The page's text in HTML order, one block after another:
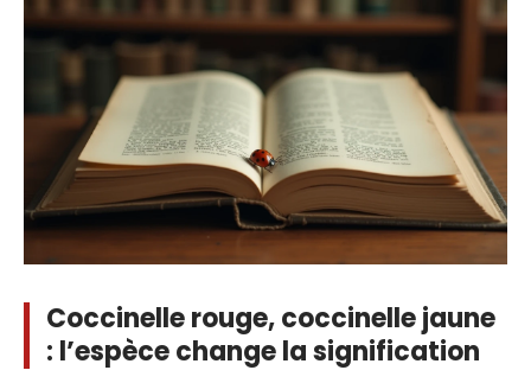
Coccinelle rouge, coccinelle jaune
: l’espèce change la signification